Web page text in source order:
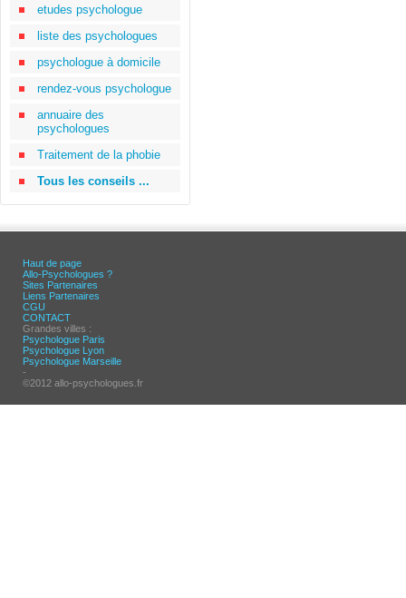
etudes psychologue
liste des psychologues
psychologue à domicile
rendez-vous psychologue
annuaire des
psychologues
Traitement de la phobie
Tous les conseils ...
Haut de page
Allo-Psychologues ?
Sites Partenaires
Liens Partenaires
CGU
CONTACT
Grandes villes :
Psychologue Paris
Psychologue Lyon
Psychologue Marseille
-
©2012 allo-psychologues.fr